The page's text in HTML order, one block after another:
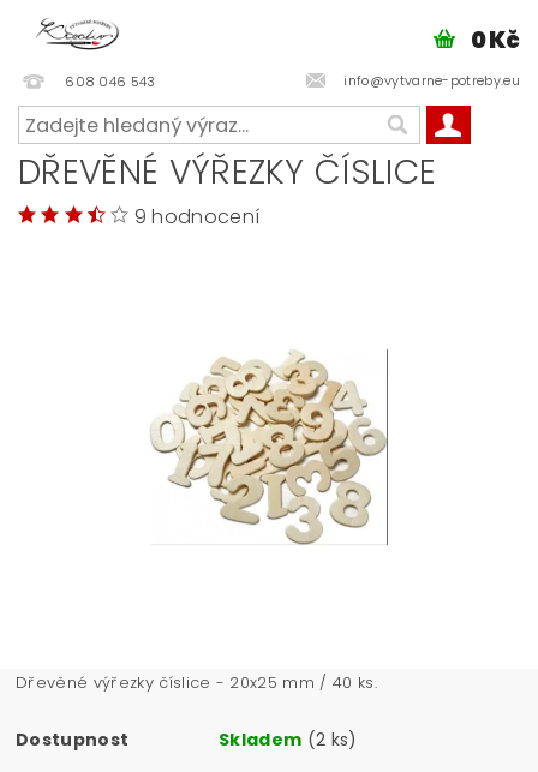
608 046 543 info@vytvarne-potreby.eu
0 Kč
DŘEVĚNÉ VÝŘEZKY ČÍSLICE
9 hodnocení
Dřevěné výřezky číslice - 20x25 mm / 40 ks.
Dostupnost Skladem (2 ks)